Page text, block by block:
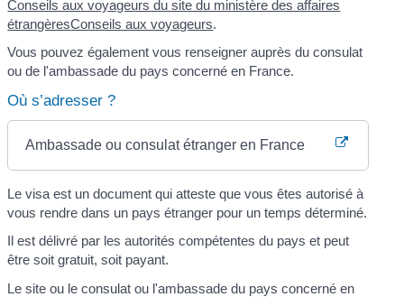
Conseils aux voyageurs du site du ministère des affaires
étrangèresConseils aux voyageurs.
Vous pouvez également vous renseigner auprès du consulat
ou de l'ambassade du pays concerné en France.
Où s’adresser ?
Ambassade ou consulat étranger en France
Le visa est un document qui atteste que vous êtes autorisé à
vous rendre dans un pays étranger pour un temps déterminé.
Il est délivré par les autorités compétentes du pays et peut
être soit gratuit, soit payant.
Le site ou le consulat ou l'ambassade du pays concerné en